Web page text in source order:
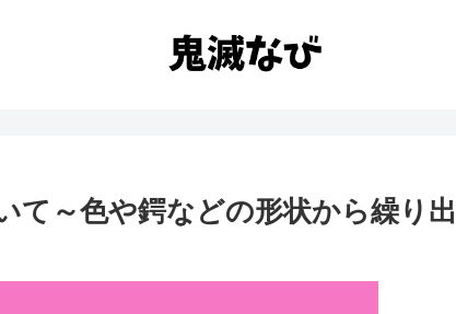
て～色や鍔などの形状から繰り出